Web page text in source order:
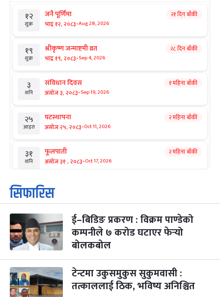
१२
शुक्र
जनै पूर्णिमा
भाद्र १२, २०८३-Aug 28, 2026
२१ दिन बाँकी
१९
शुक्र
श्रीकृष्ण जन्माष्टमी व्रत
भाद्र १९, २०८३-Sep 4, 2026
२८ दिन बाँकी
३
शनि
संविधान दिवस
असोज ३, २०८३-Sep 19, 2026
१ महिना बाँकी
२५
आइत
घटस्थापना
असोज २५, २०८३-Oct 11, 2026
२ महिना बाँकी
३१
शनि
फूलपाती
असोज ३१ , २०८३-Oct 17, 2026
२ महिना बाँकी
१
आइत
कार्तिक सङ्क्रान्ति
कार्तिक १, २०८३
३
मंगल
महानवमी
कार्तिक ३, २०८३-Oct 20, 2026
२ महिना बाँकी
४
५ पापा‌ङ्कुशा एकादशी व्रत २ महिना बाँकी
सिफारिस
ई–बिडिङ प्रकरण : विक्रम पाण्डेको
कम्पनीले ७ करोड घटाएर फेर्‍यो
बोलकबोल
टेन्टमा उकुसमुकुस सुकुमवासी :
तत्काललाई ठिक, भविष्य अनिश्चित